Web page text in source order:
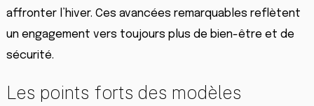
affronter l’hiver. Ces avancées remarquables reflètent
un engagement vers toujours plus de bien-être et de
sécurité.
Les points forts des modèles